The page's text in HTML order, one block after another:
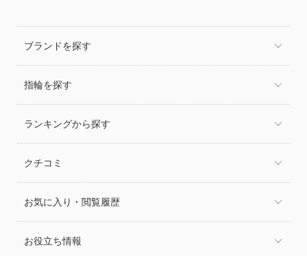
ブランドを探す
指輪を探す
ランキングから探す
クチコミ
お気に入り・閲覧履歴
お役立ち情報